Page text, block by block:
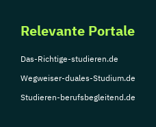
Relevante Portale
Das-Richtige-studieren.de
Wegweiser-duales-Studium.de
Studieren-berufsbegleitend.de